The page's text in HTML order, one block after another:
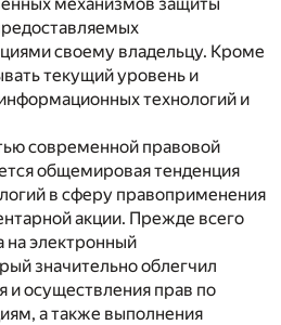
своему владельцу. Кроме
текущий уровень и
технологий и
современной правовой
общемировая тенденция
в сферу правоприменения
акции. Прежде всего
на электронный
значительно облегчил
и осуществления прав по
а также выполнения